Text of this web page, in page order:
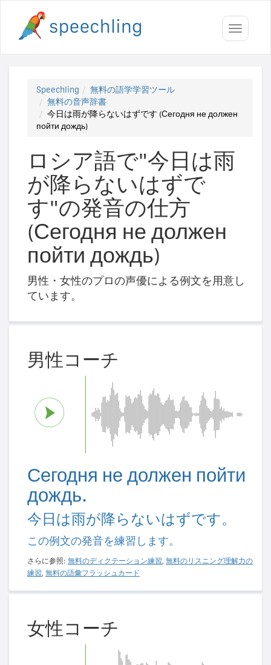
Toggle
Speechling
無料の語学学習ツール
無料の音声辞書
今日は雨が降らないはずです (Сегодня не должен
пойти дождь)
ロシア語で"今日は雨
が降らないはずで
す"の発音の仕方
(Сегодня не должен
пойти дождь)
男性・女性のプロの声優による例文を用意し
ています。
男性コーチ
Сегодня не должен пойти
дождь.
今日は雨が降らないはずです。
この例文の発音を練習します。
さらに参照: 無料のディクテーション練習, 無料のリスニング理解力の
練習, 無料の語彙フラッシュカード
女性コーチ